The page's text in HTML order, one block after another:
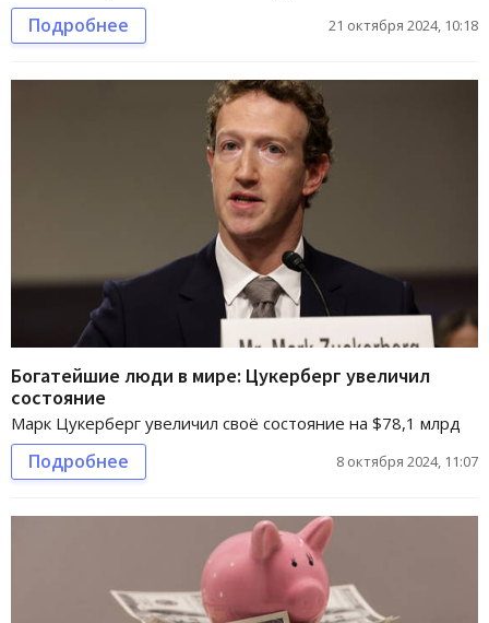
Подробнее 21 октября 2024, 10:18
Богатейшие люди в мире: Цукерберг увеличил
состояние
Марк Цукерберг увеличил своё состояние на $78,1 млрд
Подробнее 8 октября 2024, 11:07